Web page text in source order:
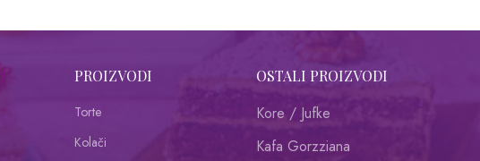
PROIZVODI
Torte
Kolači
OSTALI PROIZVODI
Kore / Jufke
Kafa Gorzziana